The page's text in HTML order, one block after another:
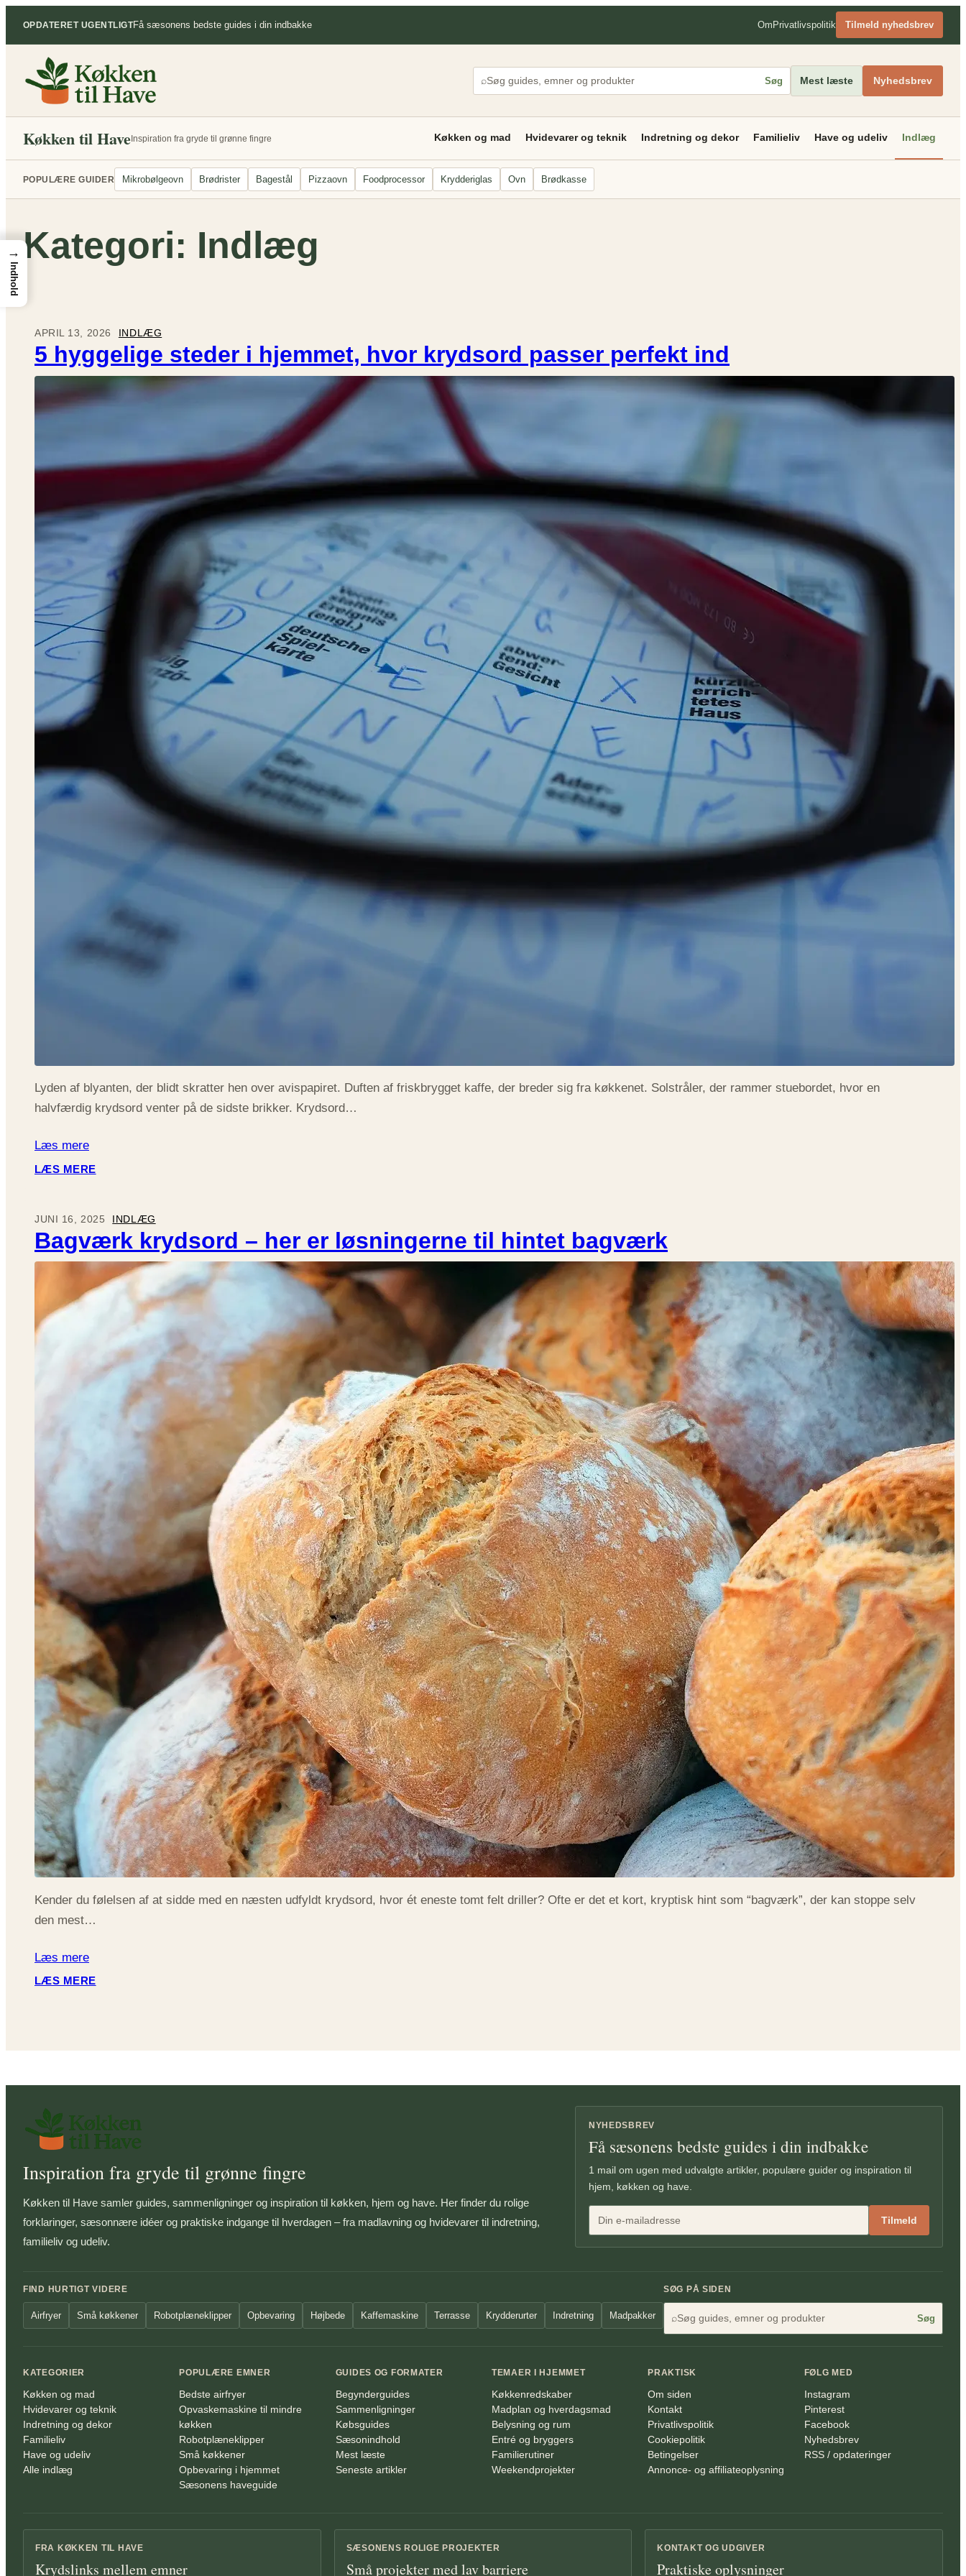
indhold
OPDATERET UGENTLIGTFå sæsonens bedste guides i din indbakke Om Privatlivspolitik Tilmeld nyhedsbrev
⌕ Søg Mest læste Nyhedsbrev
Køkken til HaveInspiration fra gryde til grønne fingre Køkken og mad Hvidevarer og teknik Indretning og dekor Familieliv Have og udeliv Indlæg
POPULÆRE GUIDER Mikrobølgeovn Brødrister Bagestål Pizzaovn Foodprocessor Krydderiglas Ovn Brødkasse
Kategori: Indlæg
APRIL 13, 2026 INDLÆG
5 hyggelige steder i hjemmet, hvor krydsord passer perfekt ind
Lyden af blyanten, der blidt skratter hen over avispapiret. Duften af friskbrygget kaffe, der breder sig fra køkkenet. Solstråler, der rammer stuebordet, hvor en
halvfærdig krydsord venter på de sidste brikker. Krydsord…
Læs mere
LÆS MERE:
STEDER
HJEMMET,
HVOR
KRYDSORD
PASSER
PERFEKT
JUNI 16, 2025 INDLÆG
Bagværk krydsord – her er løsningerne til hintet bagværk
Kender du følelsen af at sidde med en næsten udfyldt krydsord, hvor ét eneste tomt felt driller? Ofte er det et kort, kryptisk hint som “bagværk”, der kan stoppe selv
den mest…
Læs mere
LÆS MERE:
BAGVÆRK
Inspiration fra gryde til grønne fingre
Køkken til Have samler guides, sammenligninger og inspiration til køkken, hjem og have. Her finder du rolige
forklaringer, sæsonnære idéer og praktiske indgange til hverdagen – fra madlavning og hvidevarer til indretning,
familieliv og udeliv.
NYHEDSBREV
Få sæsonens bedste guides i din indbakke
1 mail om ugen med udvalgte artikler, populære guider og inspiration til
hjem, køkken og have.
Tilmeld
FIND HURTIGT VIDERE
Airfryer Små køkkener Robotplæneklipper Opbevaring Højbede Kaffemaskine Terrasse Krydderurter Indretning Madpakker
SØG PÅ SIDEN
⌕ Søg
KATEGORIER
Køkken og mad
Hvidevarer og teknik
Indretning og dekor
Familieliv
Have og udeliv
Alle indlæg
POPULÆRE EMNER
Bedste airfryer
Opvaskemaskine til mindre
køkken
Robotplæneklipper
Små køkkener
Opbevaring i hjemmet
Sæsonens haveguide
GUIDES OG FORMATER
Begynderguides
Sammenligninger
Købsguides
Sæsonindhold
Mest læste
Seneste artikler
TEMAER I HJEMMET
Køkkenredskaber
Madplan og hverdagsmad
Belysning og rum
Entré og bryggers
Familierutiner
Weekendprojekter
PRAKTISK
Om siden
Kontakt
Privatlivspolitik
Cookiepolitik
Betingelser
Annonce- og affiliateoplysning
FØLG MED
Instagram
Pinterest
Facebook
Nyhedsbrev
RSS / opdateringer
FRA KØKKEN TIL HAVE
Krydslinks mellem emner
SÆSONENS ROLIGE PROJEKTER
Små projekter med lav barriere
KONTAKT OG UDGIVER
Praktiske oplysninger
→
Indhold